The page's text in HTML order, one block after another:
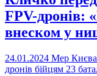
FPV-дронів:
внеском у
24.01.2024 Мер Києва
дронів бійцям 23